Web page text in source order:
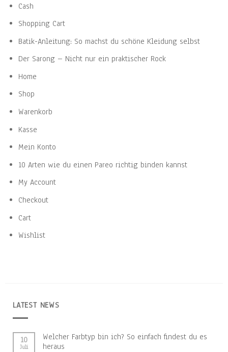
Cash
Shopping Cart
Batik-Anleitung: So machst du schöne Kleidung selbst
Der Sarong – Nicht nur ein praktischer Rock
Home
Shop
Warenkorb
Kasse
Mein Konto
10 Arten wie du einen Pareo richtig binden kannst
My Account
Checkout
Cart
Wishlist
LATEST NEWS
10
Juli
Welcher Farbtyp bin ich? So einfach findest du es
heraus